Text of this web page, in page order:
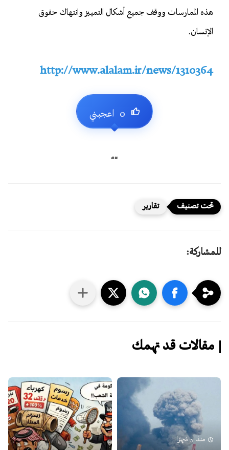
هذه الممارسات ووقف جميع أشكال التمييز وانتهاك حقوق
الإنسان.
http://www.alalam.ir/news/1310364
##
تقارير
للمشاركة:
مقالات قد تهمك
منذ 5 شهرًا